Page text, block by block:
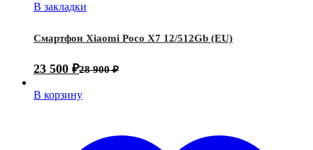
В закладки
Смартфон Xiaomi Poco X7 12/512Gb (EU)
23 500 ₽28 900₽
В корзину